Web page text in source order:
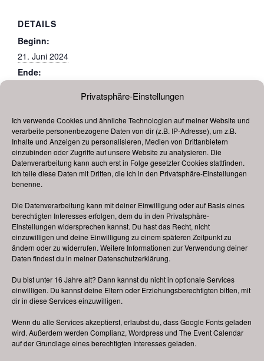
Privatsphäre-Einstellungen
Ich verwende Cookies und ähnliche Technologien auf meiner Website und
verarbeite personenbezogene Daten von dir (z.B. IP-Adresse), um z.B.
Inhalte und Anzeigen zu personalisieren, Medien von Drittanbietern
einzubinden oder Zugriffe auf unsere Website zu analysieren. Die
Datenverarbeitung kann auch erst in Folge gesetzter Cookies stattfinden.
Ich teile diese Daten mit Dritten, die ich in den Privatsphäre-Einstellungen
benenne.
Die Datenverarbeitung kann mit deiner Einwilligung oder auf Basis eines
berechtigten Interesses erfolgen, dem du in den Privatsphäre-
Einstellungen widersprechen kannst. Du hast das Recht, nicht
einzuwilligen und deine Einwilligung zu einem späteren Zeitpunkt zu
ändern oder zu widerrufen. Weitere Informationen zur Verwendung deiner
Daten findest du in meiner Datenschutzerklärung.
Du bist unter 16 Jahre alt? Dann kannst du nicht in optionale Services
einwilligen. Du kannst deine Eltern oder Erziehungsberechtigten bitten, mit
dir in diese Services einzuwilligen.
Wenn du alle Services akzeptierst, erlaubst du, dass Google Fonts geladen
wird. Außerdem werden Complianz, Wordpress und The Event Calendar
auf der Grundlage eines berechtigten Interesses geladen.
DETAILS
Beginn:
21. Juni 2024
Ende:
Veranstaltungskategorie:
2024
Sommerkirmes, Kempen am Niederrhein Wollmarkt, Arnstadt
Änderungen vorbehalten, alle Angaben ohne Gewähr!
Bitte beachten Sie: Ich binkein Veranstaltervon
Volksfesten und Weihnachtsmärkten oder ähnlichen
Veranstaltungen. Bei Bewerbungen (z. B. als
Schausteller oder Marktkaufleute), konkreten Anfragen
bitte direkt an den jeweils zuständigen Veranstalter vor
Ort. Bei dieser Internetpräsenz deutsche-volksfeste.de
handelt es sich um eine rein
private Webseite.